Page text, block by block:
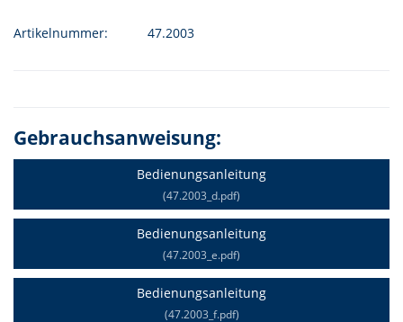
Artikelnummer: 47.2003
Gebrauchsanweisung:
Bedienungsanleitung
(47.2003_d.pdf)
Bedienungsanleitung
(47.2003_e.pdf)
Bedienungsanleitung
(47.2003_f.pdf)